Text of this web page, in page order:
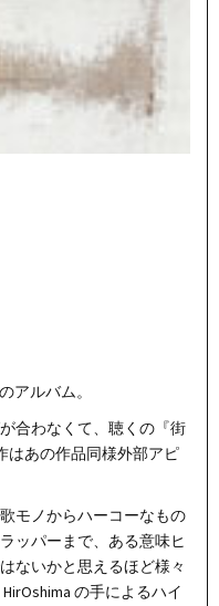
アルバム。
合わなくて、聴くの『街
はあの作品同様外部アピ
モノからハーコーなもの
ッパーまで、ある意味ヒ
ないかと思えるほど様々
の手によるハイ